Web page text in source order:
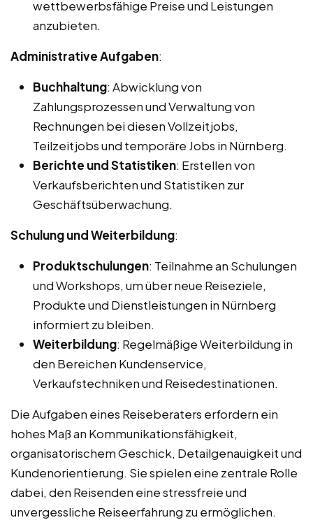
wettbewerbsfähige Preise und Leistungen
anzubieten.
Administrative Aufgaben:
Buchhaltung: Abwicklung von
Zahlungsprozessen und Verwaltung von
Rechnungen bei diesen Vollzeitjobs,
Teilzeitjobs und temporäre Jobs in Nürnberg.
Berichte und Statistiken: Erstellen von
Verkaufsberichten und Statistiken zur
Geschäftsüberwachung.
Schulung und Weiterbildung:
Produktschulungen: Teilnahme an Schulungen
und Workshops, um über neue Reiseziele,
Produkte und Dienstleistungen in Nürnberg
informiert zu bleiben.
Weiterbildung: Regelmäßige Weiterbildung in
den Bereichen Kundenservice,
Verkaufstechniken und Reisedestinationen.
Die Aufgaben eines Reiseberaters erfordern ein
hohes Maß an Kommunikationsfähigkeit,
organisatorischem Geschick, Detailgenauigkeit und
Kundenorientierung. Sie spielen eine zentrale Rolle
dabei, den Reisenden eine stressfreie und
unvergessliche Reiseerfahrung zu ermöglichen.